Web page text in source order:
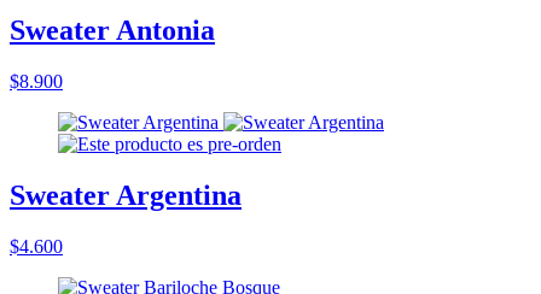
Sweater Antonia
$8.900
Sweater Argentina
$4.600